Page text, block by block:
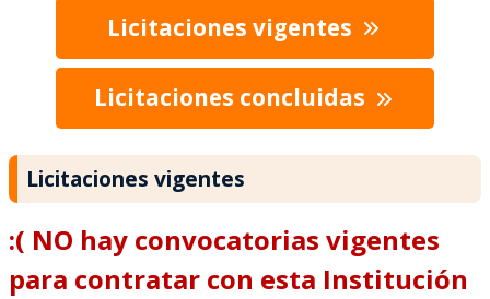
Licitaciones vigentes
Licitaciones concluidas
Licitaciones vigentes
:( NO hay convocatorias vigentes
para contratar con esta Institución